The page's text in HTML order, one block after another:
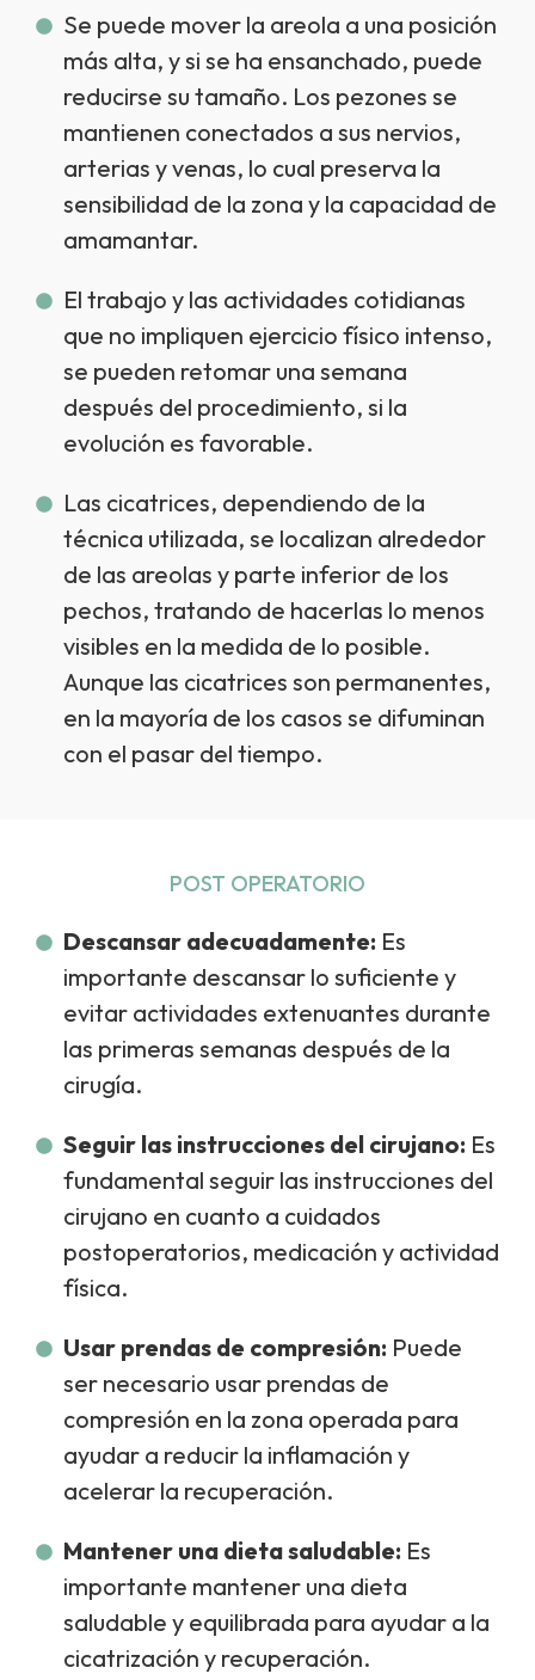
Se puede mover la areola a una posición
más alta, y si se ha ensanchado, puede
reducirse su tamaño. Los pezones se
mantienen conectados a sus nervios,
arterias y venas, lo cual preserva la
sensibilidad de la zona y la capacidad de
amamantar.
El trabajo y las actividades cotidianas
que no impliquen ejercicio físico intenso,
se pueden retomar una semana
después del procedimiento, si la
evolución es favorable.
Las cicatrices, dependiendo de la
técnica utilizada, se localizan alrededor
de las areolas y parte inferior de los
pechos, tratando de hacerlas lo menos
visibles en la medida de lo posible.
Aunque las cicatrices son permanentes,
en la mayoría de los casos se difuminan
con el pasar del tiempo.
POST OPERATORIO
Descansar adecuadamente: Es
importante descansar lo suficiente y
evitar actividades extenuantes durante
las primeras semanas después de la
cirugía.
Seguir las instrucciones del cirujano: Es
fundamental seguir las instrucciones del
cirujano en cuanto a cuidados
postoperatorios, medicación y actividad
física.
Usar prendas de compresión: Puede
ser necesario usar prendas de
compresión en la zona operada para
ayudar a reducir la inflamación y
acelerar la recuperación.
Mantener una dieta saludable: Es
importante mantener una dieta
saludable y equilibrada para ayudar a la
cicatrización y recuperación.